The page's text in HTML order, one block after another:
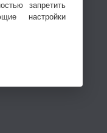
запретить
настройки